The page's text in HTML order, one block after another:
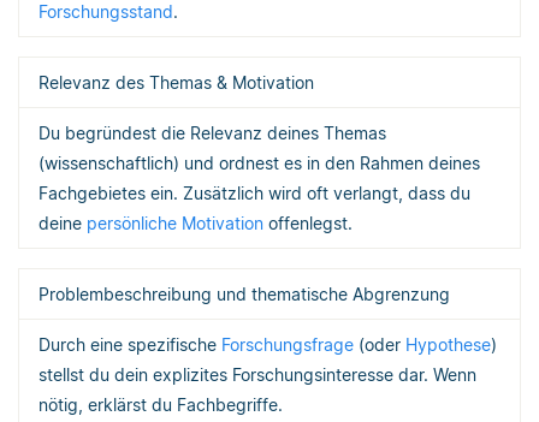
Forschungsstand.
Relevanz des Themas & Motivation
Du begründest die Relevanz deines Themas
(wissenschaftlich) und ordnest es in den Rahmen deines
Fachgebietes ein. Zusätzlich wird oft verlangt, dass du
deine persönliche Motivation offenlegst.
Problembeschreibung und thematische Abgrenzung
Durch eine spezifische Forschungsfrage (oder Hypothese)
stellst du dein explizites Forschungsinteresse dar. Wenn
nötig, erklärst du Fachbegriffe.